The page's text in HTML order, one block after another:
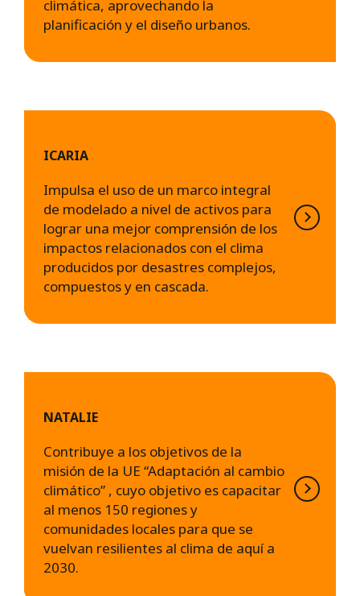
climática, aprovechando la
planificación y el diseño urbanos.
ICARIA
Impulsa el uso de un marco integral
de modelado a nivel de activos para
lograr una mejor comprensión de los
impactos relacionados con el clima
producidos por desastres complejos,
compuestos y en cascada.
NATALIE
Contribuye a los objetivos de la
misión de la UE “Adaptación al cambio
climático” , cuyo objetivo es capacitar
al menos 150 regiones y
comunidades locales para que se
vuelvan resilientes al clima de aquí a
2030.